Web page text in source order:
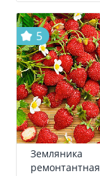
5
Земляника
ремонтантная